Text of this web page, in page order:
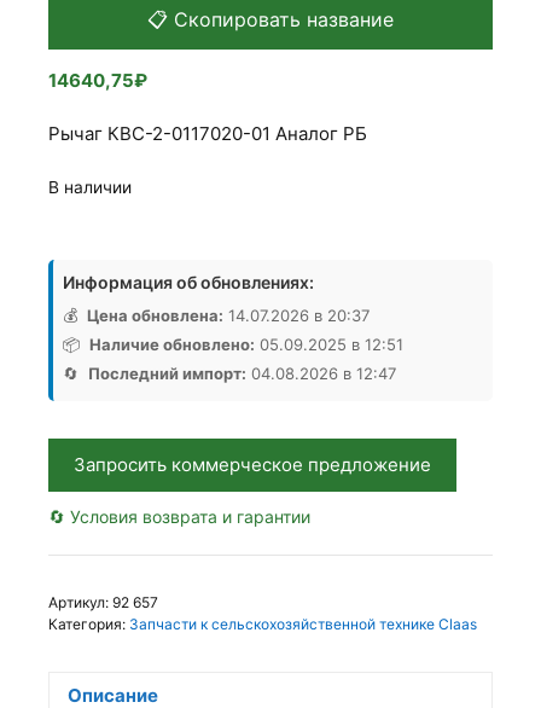
📋 Скопировать название
14640,75₽
Рычаг КВС-2-0117020-01 Аналог РБ
В наличии
товара
Рычаг
КВС-2-
0117020-
01,
Аналог,
Информация об обновлениях:
💰 Цена обновлена: 14.07.2026 в 20:37
📦 Наличие обновлено: 05.09.2025 в 12:51
🔄
Последний импорт: 04.08.2026 в 12:47
Запросить коммерческое предложение
🔄 Условия возврата и гарантии
Артикул: 92 657
Категория: Запчасти к сельскохозяйственной технике Claas
Описание